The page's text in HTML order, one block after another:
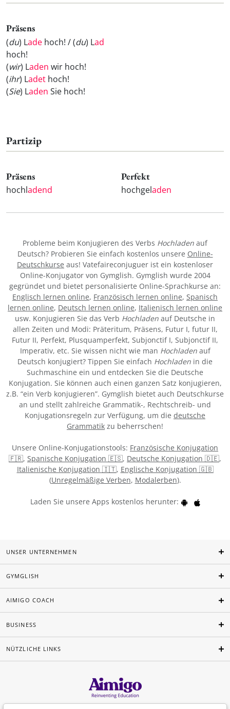
Präsens
(du) Lade hoch! / (du) Lad
hoch!
(wir) Laden wir hoch!
(ihr) Ladet hoch!
(Sie) Laden Sie hoch!
Partizip
Präsens
hochladend
Perfekt
hochgeladen
Probleme beim Konjugieren des Verbs Hochladen auf
Deutsch? Probieren Sie einfach kostenlos unsere Online-
Deutschkurse aus! Vatefaireconjuguer ist ein kostenloser
Online-Konjugator von Gymglish. Gymglish wurde 2004
gegründet und bietet personalisierte Online-Sprachkurse an:
Englisch lernen online, Französisch lernen online, Spanisch
lernen online, Deutsch lernen online, Italienisch lernen online
usw. Konjugieren Sie das Verb Hochladen auf Deutsche in
allen Zeiten und Modi: Präteritum, Präsens, Futur I, futur II,
Futur II, Perfekt, Plusquamperfekt, Subjonctif I, Subjonctif II,
Imperativ, etc. Sie wissen nicht wie man Hochladenauf
Deutsch konjugiert? Tippen Sie einfach Hochladen in die
Suchmaschine ein und entdecken Sie die Deutsche
Konjugation. Sie können auch einen ganzen Satz konjugieren,
z.B. “ein Verb konjugieren”. Gymglish bietet auch Deutschkurse
an und stellt zahlreiche Grammatik-, Rechtschreib- und
Konjugationsregeln zur Verfügung, um die deutsche
Grammatik zu beherrschen!
Unsere Online-Konjugationstools: Französische Konjugation
🇫🇷, Spanische Konjugation 🇪🇸, Deutsche Konjugation 🇩🇪,
Italienische Konjugation 🇮🇹, Englische Konjugation 🇬🇧
(Unregelmäßige Verben, Modalerben).
Laden Sie unsere Apps kostenlos herunter:
UNSER UNTERNEHMEN
GYMGLISH
AIMIGO COACH
BUSINESS
NÜTZLICHE LINKS